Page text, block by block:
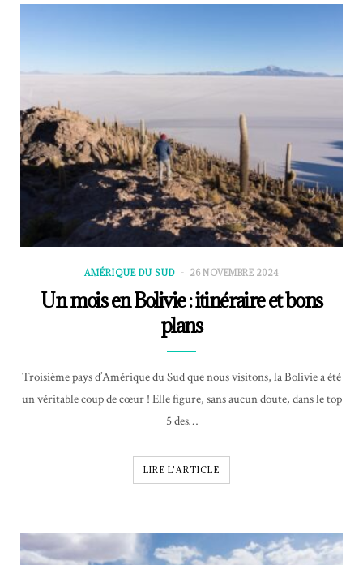
AMÉRIQUE DU SUD 26 NOVEMBRE 2024
Un mois en Bolivie : itinéraire et bons
plans
Troisième pays d’Amérique du Sud que nous visitons, la Bolivie a été
un véritable coup de cœur ! Elle figure, sans aucun doute, dans le top
5 des…
LIRE L'ARTICLE